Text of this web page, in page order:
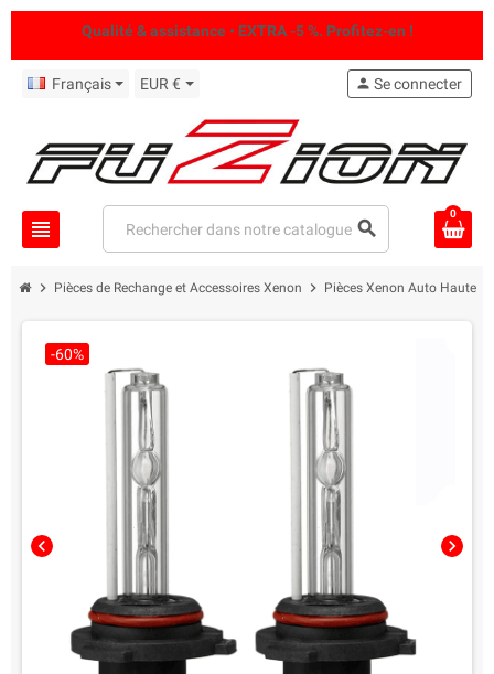
Qualité & assistance • EXTRA -5 %. Profitez-en !
Français EUR €
view_headline search
person Se connecter
0
chevron_right Pièces de Rechange et Accessoires Xenon chevron_right Pièces Xenon Auto Haute
chevron_left chevron_right
-60%